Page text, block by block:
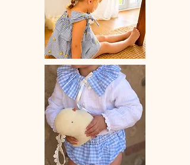
♡ Lavage à la main ou en machine
30° max, couleurs similaires, cycle
délicat. Ne pas utilser de sèche-linge.